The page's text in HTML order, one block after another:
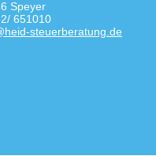
Speyer
651010
d-steuerberatung .de